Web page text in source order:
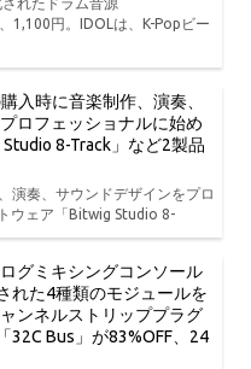
1,100円。IDOLは、K-Popビー
入時に音楽制作、演奏、
ロフェッショナルに始め
8-Track」など2製品
演奏、サウンドデザインをプロ
ウェア「Bitwig Studio 8-
グミキシングコンソール
れた4種類のモジュールを
ンネルストリッププラグ
32C Bus」が83%OFF、24